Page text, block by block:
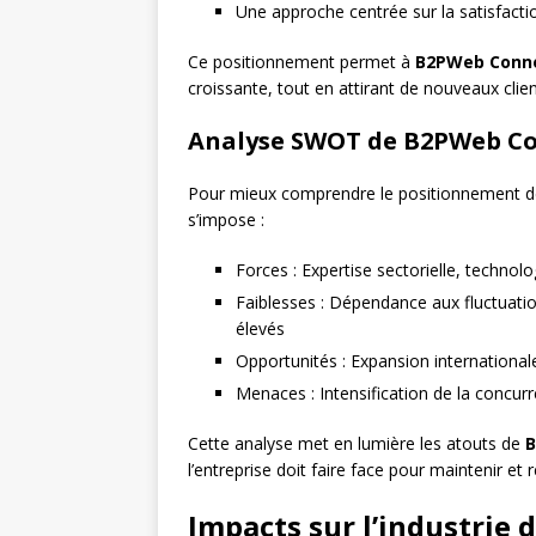
Une approche centrée sur la
Ce positionnement permet à B2PWeb
croissante, tout en attirant de nouveaux
Analyse SWOT de B2PWeb
Pour mieux comprendre le positionnement
s’impose :
Forces : Expertise sectorielle,
Faiblesses : Dépendance aux
élevés
Opportunités : Expansion
Menaces : Intensification de la
Cette analyse met en lumière les atouts de
l’entreprise doit faire face pour maintenir et
Impacts sur l’industrie